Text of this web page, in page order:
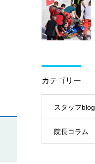
カテゴリー
スタッフblog
院長コラム